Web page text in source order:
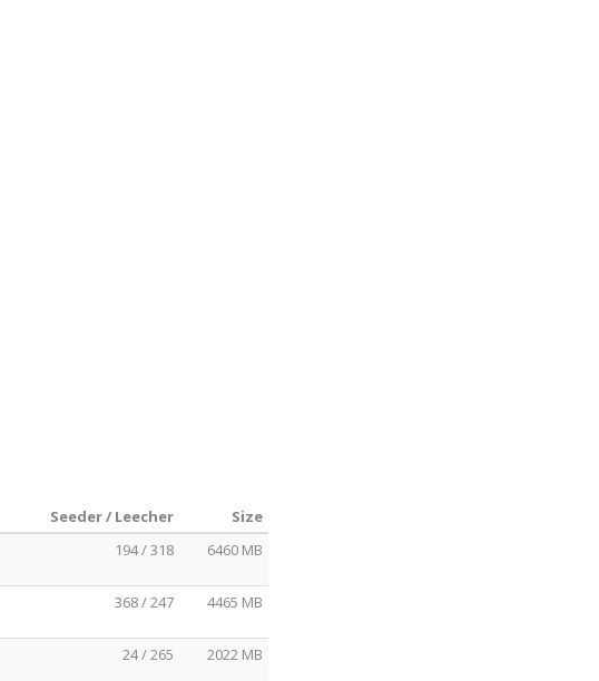
Seeder / Leecher
Size
194 / 318 6460 MB
368 / 247 4465 MB
24 / 265 2022 MB